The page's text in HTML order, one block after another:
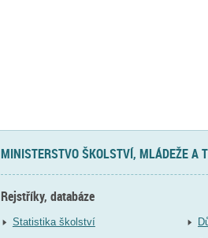
MINISTERSTVO ŠKOLSTVÍ, MLÁDEŽE A
Rejstříky, databáze
Statistika školství